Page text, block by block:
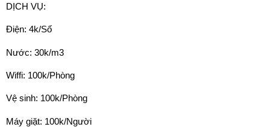
DỊCH VỤ:
Điện: 4k/Số
Nước: 30k/m3
Wiffi: 100k/Phòng
Vệ sinh: 100k/Phòng
Máy giặt: 100k/Người